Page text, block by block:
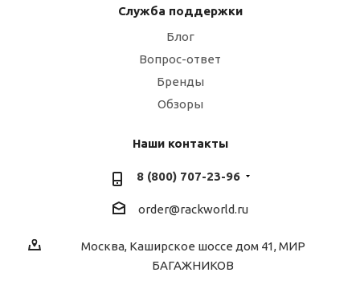
Служба поддержки
Блог
Вопрос-ответ
Бренды
Обзоры
Наши контакты
8 (800) 707-23-96
order@rackworld.ru
Москва, Каширское шоссе дом 41, МИР
БАГАЖНИКОВ